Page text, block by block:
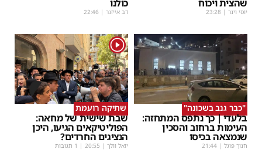
שהצית ויכוח
יוסי וינר |
23:28
כולנו
דב אייזנר |
22:46
"כבר גנב בשכונה"
בלעדי | כך נתפס המתחזה:
העימות ברחוב והסכין
שנמצאה בכיסו
חנוך פוגל |
21:44
1
שתיקה רועמת
שבת שישית של מחאה:
הפוליטיקאים הגיעו, היכן
הנציגים החרדים?
יואל וולך |
20:55 | 1 תגובות